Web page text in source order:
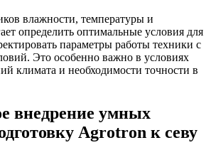
влажности, температуры и
определить оптимальные условия для
параметры работы техники с
Это особенно важно в условиях
климата и необходимости точности в
внедрение умных
Agrotron к севу